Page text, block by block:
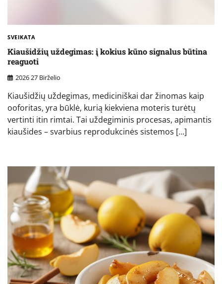
SVEIKATA
Kiaušidžių uždegimas: į kokius kūno signalus būtina
reaguoti
2026 27 Birželio
Kiaušidžių uždegimas, mediciniškai dar žinomas kaip
ooforitas, yra būklė, kurią kiekviena moteris turėtų
vertinti itin rimtai. Tai uždegiminis procesas, apimantis
kiaušides – svarbius reprodukcinės sistemos […]